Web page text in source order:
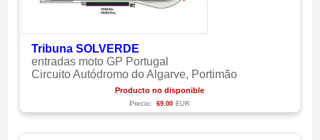
Tribuna SOLVERDE
entradas moto GP Portugal
Circuito Autódromo do Algarve, Portimão
Producto no disponible
Precio: 69.00 EUR